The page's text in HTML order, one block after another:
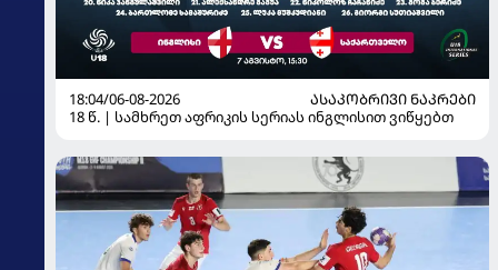
18:04/06-08-2026
ᲐᲡᲐᲙᲝᲑᲠᲘᲕᲘ ᲜᲐᲙᲠᲔᲑᲘ
18 წ. | სამხრეთ აფრიკის სერიას ინგლისით ვიწყებთ